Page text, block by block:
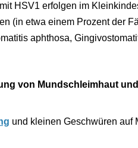
HSV1 erfolgen im
(in etwa einem Prozent der
aphthosa,
von Mundschleimhaut
und kleinen Geschwüren auf